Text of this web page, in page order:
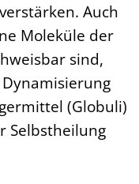
Auch
Moleküle der
sind,
(Globuli)
Selbstheilung